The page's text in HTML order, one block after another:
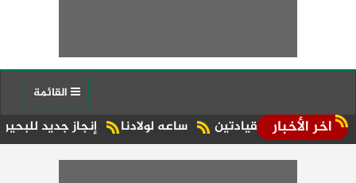
اخر الأخبار إنجاز جديد للبحيرة.. شبراخيت وبدر ضمن أفضل 10 وحدات محلية على ساعه لولادنا القيادتين